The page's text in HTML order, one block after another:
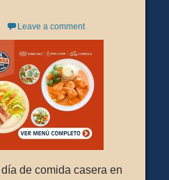
Leave a comment
de comida casera en